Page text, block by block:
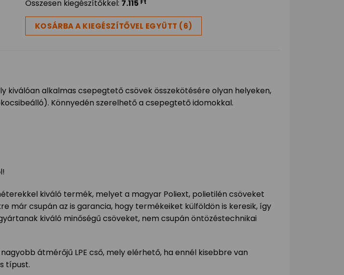
Összesen kiegészítőkkel: 7.115
KOSÁRBA A KIEGÉSZÍTŐVEL EGYÜTT (6)
kiválóan alkalmas csepegtető csövek összekötésére olyan helyeken,
Könnyedén szerelhető a csepegtető idomokkal.
kiváló termék, melyet a magyar Poliext, polietilén csöveket
már csupán az is garancia, hogy termékeiket külföldön is keresik, így
kiváló minőségű csöveket, nem csupán öntözéstechnikai
átmérőjű LPE cső, mely elérhető, ha ennél kisebbre van
típust.